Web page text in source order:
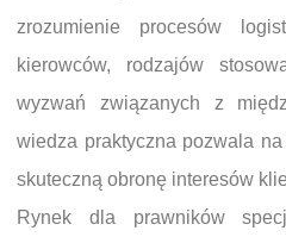
zrozumienie procesów
kierowców, rodzajów
wyzwań związanych z
wiedza praktyczna pozwala
skuteczną obronę interesów
Rynek dla prawników